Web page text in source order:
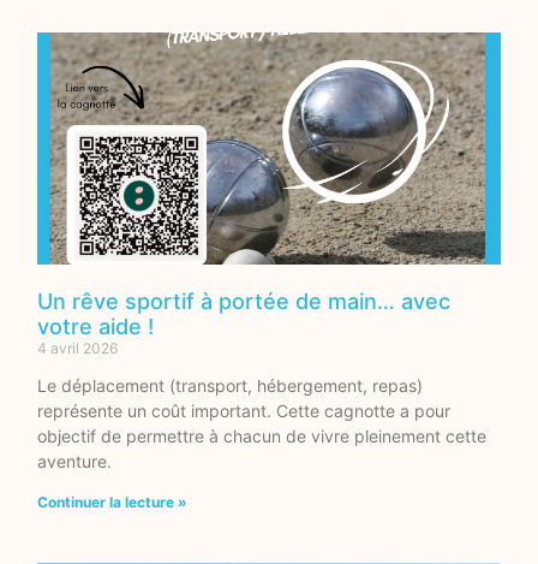
Un rêve sportif à portée de main… avec
votre aide !
4 avril 2026
Le déplacement (transport, hébergement, repas)
représente un coût important. Cette cagnotte a pour
objectif de permettre à chacun de vivre pleinement cette
aventure.
Continuer la lecture »